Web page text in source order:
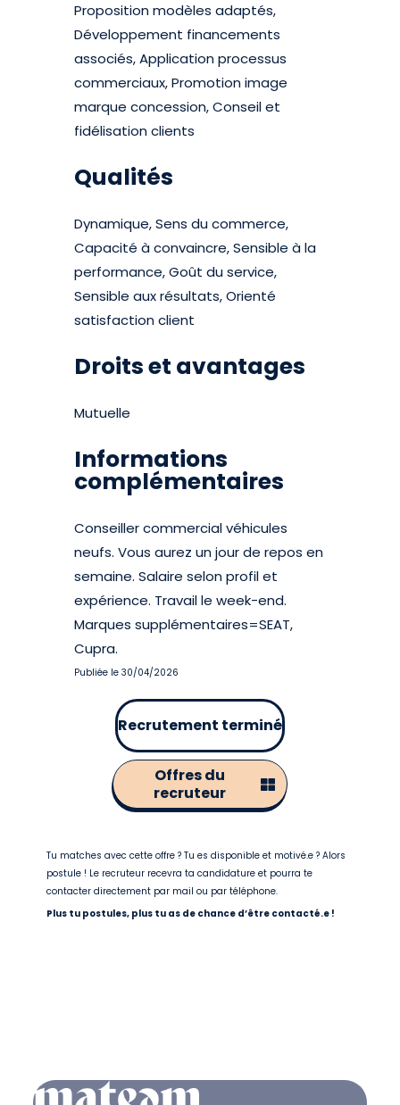
Proposition modèles adaptés,
Développement financements
associés, Application processus
commerciaux, Promotion image
marque concession, Conseil et
fidélisation clients
Qualités
Dynamique, Sens du commerce,
Capacité à convaincre, Sensible à la
performance, Goût du service,
Sensible aux résultats, Orienté
satisfaction client
Droits et avantages
Mutuelle
Informations
complémentaires
Conseiller commercial véhicules
neufs. Vous aurez un jour de repos en
semaine. Salaire selon profil et
expérience. Travail le week-end.
Marques supplémentaires=SEAT,
Cupra.
Publiée le 30/04/2026
Recrutement terminé
Offres du
recruteur
Tu matches avec cette offre ? Tu es disponible et motivé.e ? Alors
postule ! Le recruteur recevra ta candidature et pourra te
contacter directement par mail ou par téléphone.
Plus tu postules, plus tu as de chance d’être contacté.e !